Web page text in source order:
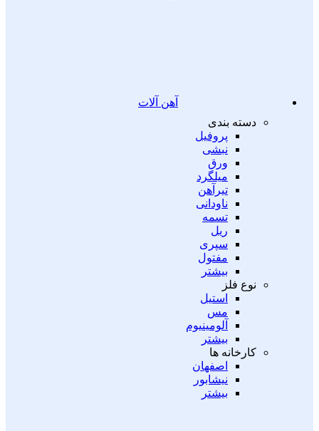
آهن آلات
دسته بندی
پروفیل
نبشی
ورق
میلگرد
تیرآهن
ناودانی
تسمه
ریل
سپری
مفتول
بیشتر
نوع فلز
استیل
مس
آلومینیوم
بیشتر
کارخانه ها
اصفهان
نیشابور
بیشتر